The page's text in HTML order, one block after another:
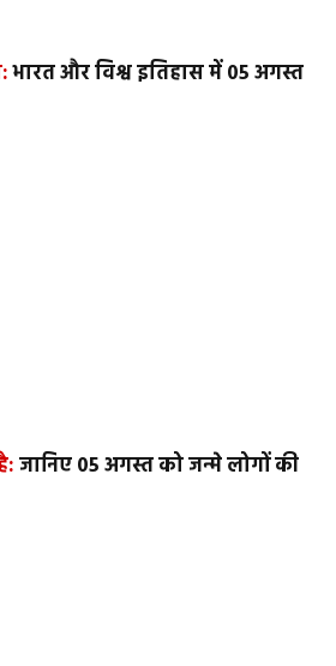
भारत और विश्व इतिहास में 05 अगस्त
जानिए 05 अगस्त को जन्मे लोगों की